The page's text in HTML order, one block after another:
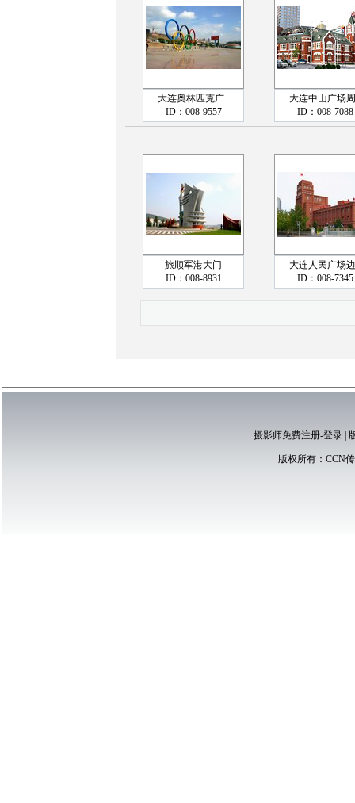
大连奥林匹克广..
ID：008-9557
大连中山广场
ID：008-7088
旅顺军港大门
ID：008-8931
大连人民广场
ID：008-7345
摄影师免费注册-登录|
版权所有： CCN